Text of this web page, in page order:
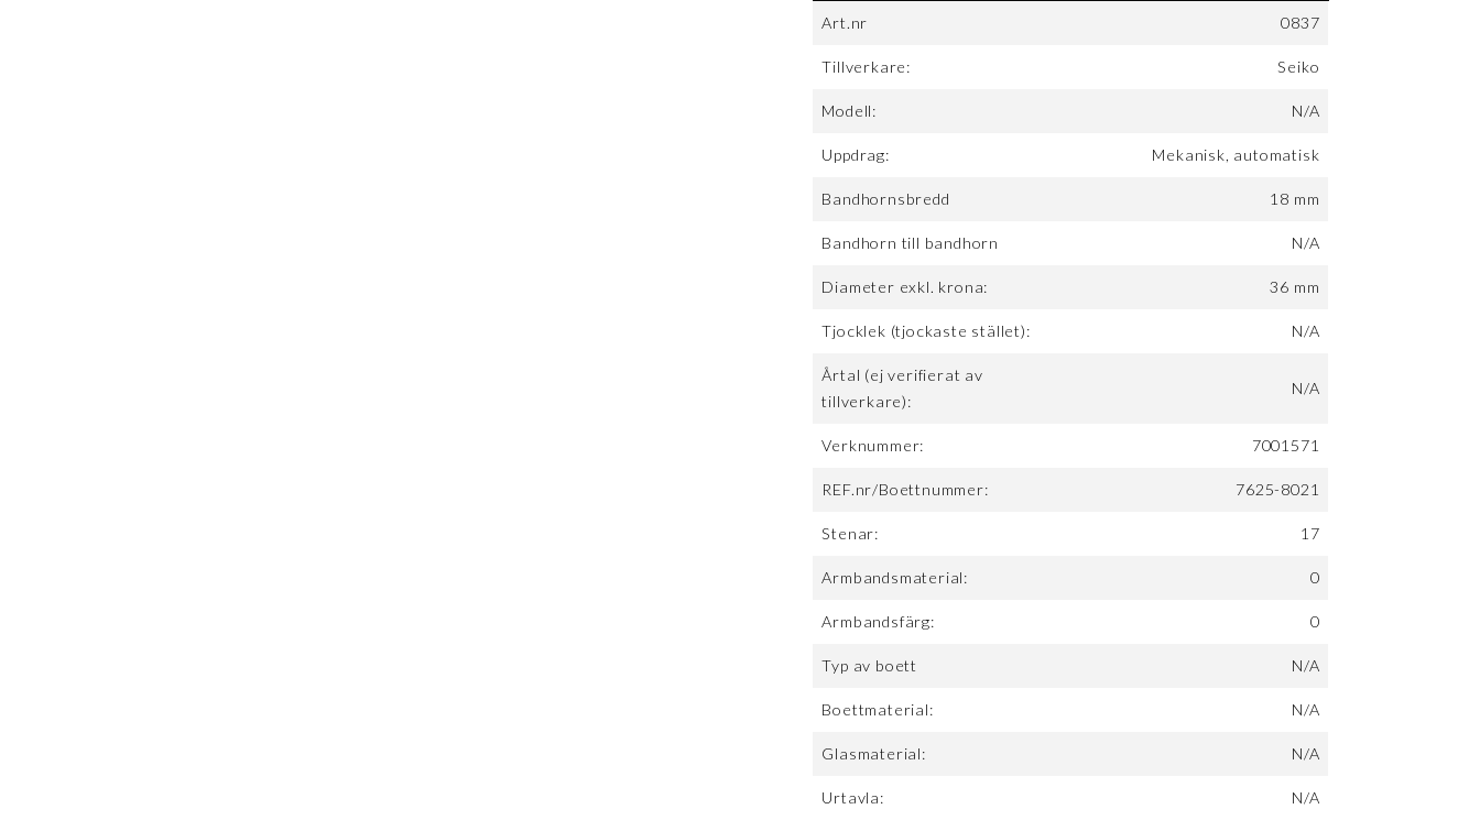
Art.nr 0837
Tillverkare: Seiko
Modell: N/A
Uppdrag: Mekanisk, automatisk
Bandhornsbredd 18 mm
Bandhorn till bandhorn N/A
Diameter exkl. krona: 36 mm
Tjocklek (tjockaste stället): N/A
Årtal (ej verifierat av
tillverkare):
N/A
Verknummer: 7001571
REF.nr/Boettnummer: 7625-8021
Stenar: 17
Armbandsmaterial: 0
Armbandsfärg: 0
Typ av boett N/A
Boettmaterial: N/A
Glasmaterial: N/A
Urtavla: N/A